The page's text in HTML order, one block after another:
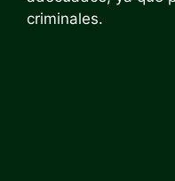
criminales.